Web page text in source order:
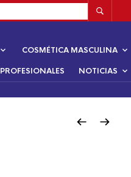
COSMÉTICA MASCULINA
PROFESIONALES NOTICIAS